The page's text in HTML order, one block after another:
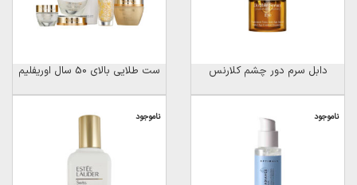
دابل سرم دور چشم کلارنس ست طلایی بالای 50 سال اوریفلیم
ناموجود ناموجود